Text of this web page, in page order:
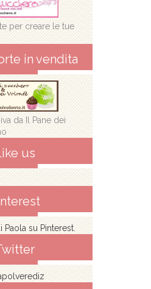
per creare le tue
in vendita
da Il Pane dei
us
su Pinterest.